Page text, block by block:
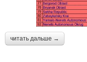
читать дальше →